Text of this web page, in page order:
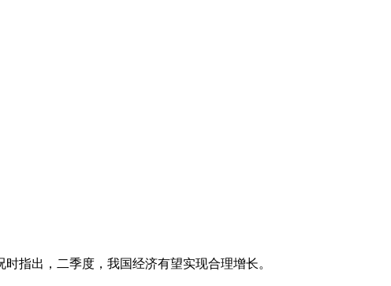
指出，二季度，我国经济有望实现合理增长。